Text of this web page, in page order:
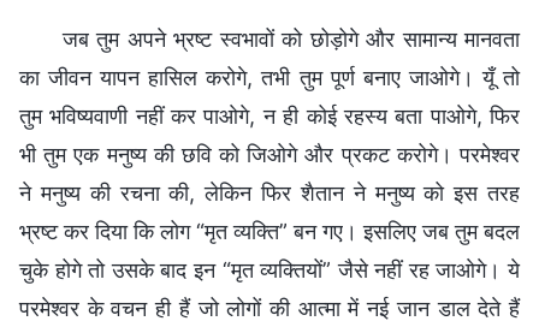
जब तुम अपने भ्रष्ट स्वभावों को छोड़ोगे और सामान्य मानवता
का जीवन यापन हासिल करोगे, तभी तुम पूर्ण बनाए जाओगे। यूँ तो
तुम भविष्यवाणी नहीं कर पाओगे, न ही कोई रहस्य बता पाओगे, फिर
भी तुम एक मनुष्य की छवि को जिओगे और प्रकट करोगे। परमेश्वर
ने मनुष्य की रचना की, लेकिन फिर शैतान ने मनुष्य को इस तरह
भ्रष्ट कर दिया कि लोग “मृत व्यक्ति” बन गए। इसलिए जब तुम बदल
चुके होगे तो उसके बाद इन “मृत व्यक्तियों” जैसे नहीं रह जाओगे। ये
परमेश्वर के वचन ही हैं जो लोगों की आत्मा में नई जान डाल देते हैं